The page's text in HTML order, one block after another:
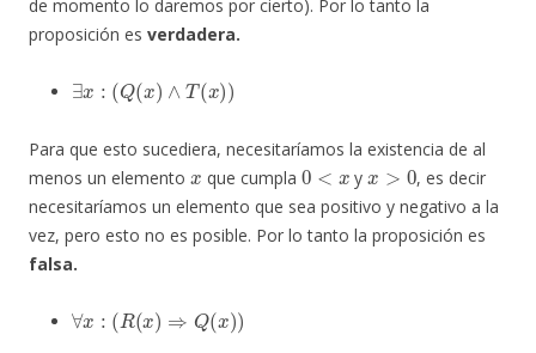
de momento lo daremos por cierto). Por lo tanto la
proposición es verdadera.
∃ Q (x ) ∧ x))
Para que esto sucediera, necesitaríamos la existencia de al
menos un elemento
x
que cumpla
0<x
y
x>0
, es decir
necesitaríamos un elemento que sea positivo y negativo a la
vez, pero esto no es posible. Por lo tanto la proposición es
falsa.
∀ R(x ) ⇒ )